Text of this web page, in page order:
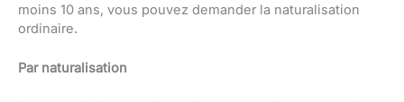
moins 10 ans, vous pouvez demander la naturalisation
ordinaire.
Par naturalisation